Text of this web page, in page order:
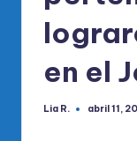
en el
Publicado
Lia R. abril 11,